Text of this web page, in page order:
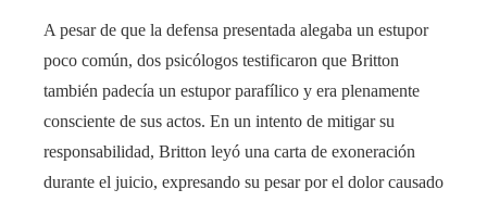
A pesar de que la defensa presentada alegaba un estupor
poco común, dos psicólogos testificaron que Britton
también padecía un estupor parafílico y era plenamente
consciente de sus actos. En un intento de mitigar su
responsabilidad, Britton leyó una carta de exoneración
durante el juicio, expresando su pesar por el dolor causado